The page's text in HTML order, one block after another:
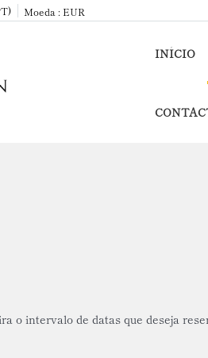
Moeda : EUR
INÍCIO
o intervalo de datas que deseja